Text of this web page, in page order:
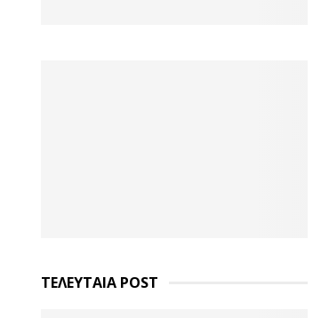
ΤΕΛΕΥΤΑΙΑ POST